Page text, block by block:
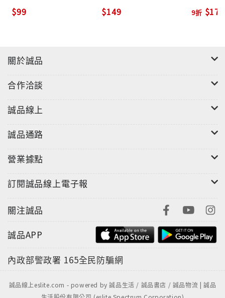
$99 $149 9折 $179
關於誠品
合作洽談
誠品線上
誠品通路
營業據點
訂閱誠品線上電子報
關注誠品
誠品APP
內政部警政署 165全民防騙網
誠品線上eslite.com - powered by 誠品生活 / 誠品書店 / 誠品物流 | 誠品